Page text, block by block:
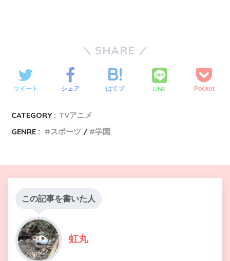
SHARE
ツイート シェア はてブ LINE Pocket
CATEGORY : TVアニメ
GENRE :
スポーツ 学園
この記事を書いた人
虹丸